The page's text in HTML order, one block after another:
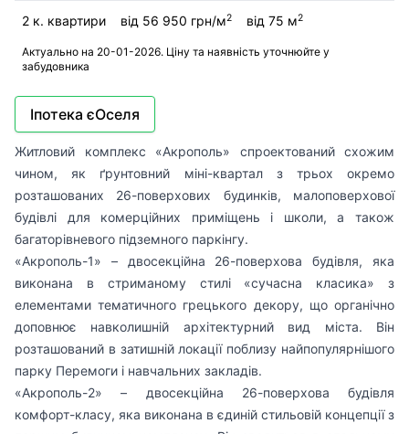
2 к. квартири від 56 950 грн/м2 від 75 м2
Актуально на 20-01-2026. Ціну та наявність уточнюйте у
забудовника
Іпотека єОселя
Житловий комплекс «Акрополь» спроектований схожим
чином, як ґрунтовний міні-квартал з трьох окремо
розташованих 26-поверхових будинків, малоповерхової
будівлі для комерційних приміщень і школи, а також
багаторівневого підземного паркінгу.
«Акрополь-1» – двосекційна 26-поверхова будівля, яка
виконана в стриманому стилі «сучасна класика» з
елементами тематичного грецького декору, що органічно
доповнює навколишній архітектурний вид міста. Він
розташований в затишній локації поблизу найпопулярнішого
парку Перемоги і навчальних закладів.
«Акрополь-2» – двосекційна 26-поверхова будівля
комфорт-класу, яка виконана в єдиній стильовій концепції з